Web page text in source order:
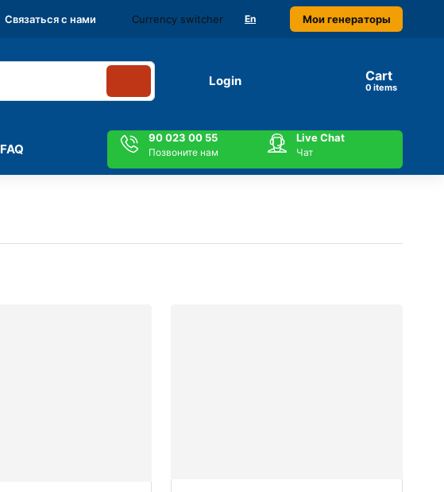
Связаться с нами Currency switcher En Мои генераторы
Login Cart
items
FAQ
90 023 00 55
Позвоните нам
Live Chat
Чат